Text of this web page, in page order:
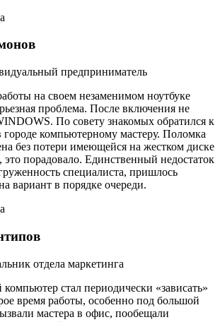
предприниматель
на своем незаменимом ноутбуке
проблема. После включения не
По совету знакомых обратился к
городе компьютерному мастеру. Поломка
без потери имеющейся на жестком диске
порадовало. Единственный недостаток
специалиста, пришлось
вариант в порядке очереди.
отдела маркетинга
стал периодически «зависать»
время работы, особенно под большой
мастера в офис, пообещали